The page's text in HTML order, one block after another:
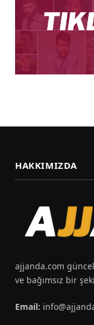
HAKKIMIZDA
ajjanda.com
ve bağımsız bir
Email: